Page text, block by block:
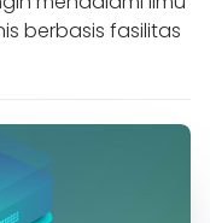
berbasis fasilitas